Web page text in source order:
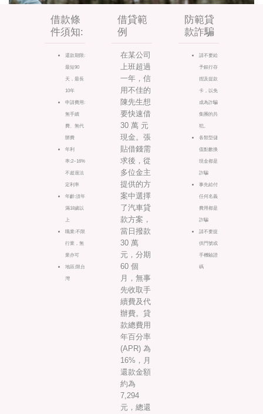
借款條
件須知:
還款期限:
最短90
天，最長
10年
申請費用:
無手續
費、無代
辦費
年利
率:2~16%
不超過法
定利率
年齡:須年
滿18歲以
上
職業:不限
行業，無
業亦可
地區:限台
灣
借貸範
例
在某公司
上班超過
一年，信
用不佳的
陳先生想
要快速借
30 萬 元
現金。張
貼借錢需
求後，從
多位金主
提供的方
案中選擇
了汽車貸
款方案，
當日撥款
30 萬
元，分期
60 個
月，無事
先收取手
續費及代
辦費。貸
款總費用
年百分率
(APR) 為
16%，月
還款金額
約為
7,294
元，總還
防範貸
款詐騙
請不要給
予銀行存
摺及提款
卡，以免
成為詐騙
集團的共
犯。
各類型儲
值點數換
現金都是
詐騙
事先給付
任何名義
費用都是
詐騙
請不要提
供門號或
手機驗證
碼